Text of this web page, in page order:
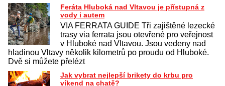
Feráta Hluboká nad Vltavou je přístupná z
vody i autem
VIA FERRATA GUIDE Tři zajištěné lezecké
trasy via ferrata jsou otevřené pro veřejnost
v Hluboké nad Vltavou. Jsou vedeny nad
hladinou Vltavy několik kilometrů po proudu od Hluboké.
Dvě si můžete přelézt
Jak vybrat nejlepší brikety do krbu pro
víkend na chatě?